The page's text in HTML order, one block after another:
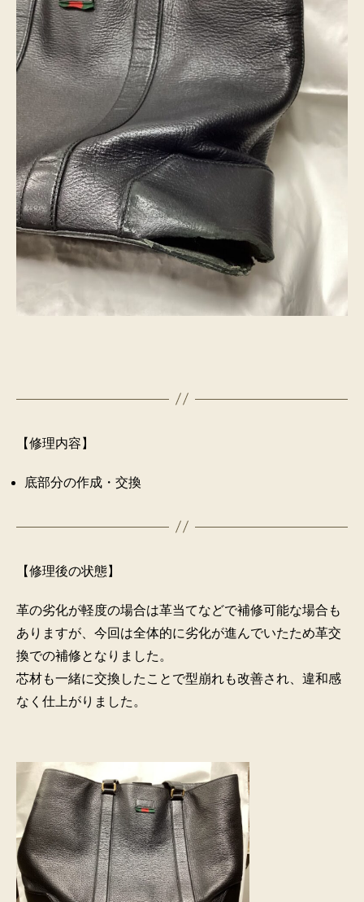
【修理内容】
底部分の作成・交換
【修理後の状態】
革の劣化が軽度の場合は革当てなどで補修可能な場合も
ありますが、今回は全体的に劣化が進んでいたため革交
換での補修となりました。
芯材も一緒に交換したことで型崩れも改善され、違和感
なく仕上がりました。